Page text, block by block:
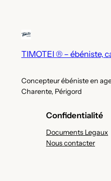
TIMOTEI ® – ébéniste,
Concepteur ébéniste en
Charente, Périgord
Confidentialité
Documents Legaux
Nous contacter